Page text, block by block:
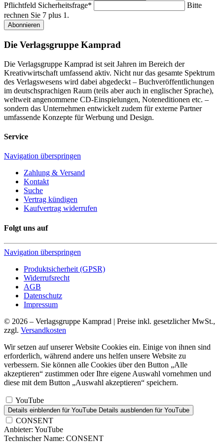
Pflichtfeld Sicherheitsfrage*
Bitte
rechnen Sie 7 plus 1.
Abonnieren
Die Verlagsgruppe Kamprad
Die Verlagsgruppe Kamprad ist seit Jahren im Bereich der
Kreativwirtschaft umfassend aktiv. Nicht nur das gesamte Spektrum
des Verlagswesens wird dabei abgedeckt – Buchveröffentlichungen
im deutschsprachigen Raum (teils aber auch in englischer Sprache),
weltweit angenommene CD-Einspielungen, Noteneditionen etc. –
sondern das Unternehmen entwickelt zudem für externe Partner
umfassende Konzepte für Werbung und Design.
Service
Navigation überspringen
Zahlung & Versand
Kontakt
Suche
Vertrag kündigen
Kaufvertrag widerrufen
Folgt uns auf
Navigation überspringen
Produktsicherheit (GPSR)
Widerrufsrecht
AGB
Datenschutz
Impressum
© 2026 – Verlagsgruppe Kamprad | Preise inkl. gesetzlicher MwSt.,
zzgl. Versandkosten
Wir setzen auf unserer Website Cookies ein. Einige von ihnen sind
erforderlich, während andere uns helfen unsere Website zu
verbessern. Sie können alle Cookies über den Button „Alle
akzeptieren“ zustimmen oder Ihre eigene Auswahl vornehmen und
diese mit dem Button „Auswahl akzeptieren“ speichern.
YouTube
Details einblenden für YouTube Details ausblenden für YouTube
CONSENT
Anbieter: YouTube
Technischer Name: CONSENT